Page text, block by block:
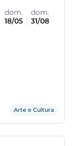
dom.
18/05
dom.
31/08
Arte e Cultura